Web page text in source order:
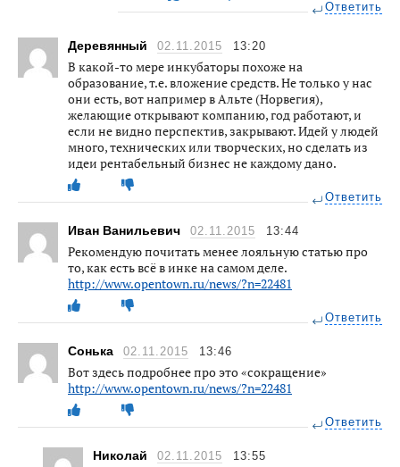
Ответить
Деревянный 02.11.2015 13:20
В какой-то мере инкубаторы похоже на
образование, т.е. вложение средств. Не только у нас
они есть, вот например в Альте (Норвегия),
желающие открывают компанию, год работают, и
если не видно перспектив, закрывают. Идей у людей
много, технических или творческих, но сделать из
идеи рентабельный бизнес не каждому дано.
Ответить
Иван Ванильевич 02.11.2015 13:44
Рекомендую почитать менее лояльную статью про
то, как есть всё в инке на самом деле.
http://www.opentown.ru/news/?n=22481
Ответить
Сонька 02.11.2015 13:46
Вот здесь подробнее про это «сокращение»
http://www.opentown.ru/news/?n=22481
Ответить
Николай 02.11.2015 13:55